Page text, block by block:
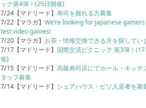
ック第4弾！(25日開催)
7/24【マドリード】寿司を握れる方募集
7/22【マラガ】We’re looking for Japanese
test video games!
7/20【マラガ】 お茶・情報交換できる方を探してい
7/17【マドリード】 国際交流ピクニック 第3弾！
催)
7/15【マドリード】高級寿司店にてホール・キッチ
タッフ募集
7/14【マドリード】 シェアハウス・ピソ入居者を募